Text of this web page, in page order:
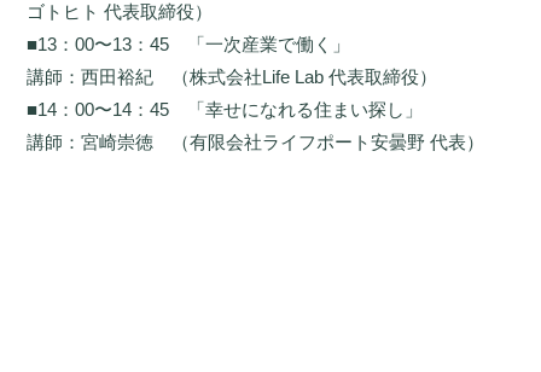
ゴトヒト 代表取締役）
■13：00〜13：45 「一次産業で働く」
講師：西田裕紀 （株式会社Life Lab 代表取締役）
■14：00〜14：45 「幸せになれる住まい探し」
講師：宮崎崇徳 （有限会社ライフポート安曇野 代表）